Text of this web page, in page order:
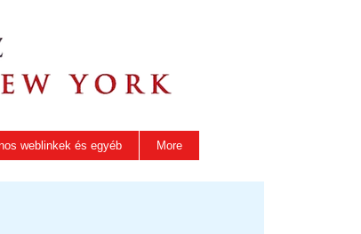
weblinkek és egyéb More